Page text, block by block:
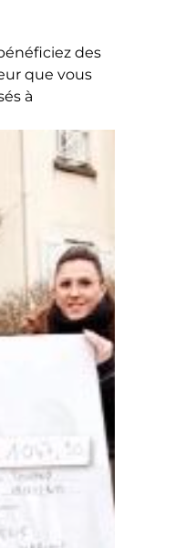
des
que vous
à